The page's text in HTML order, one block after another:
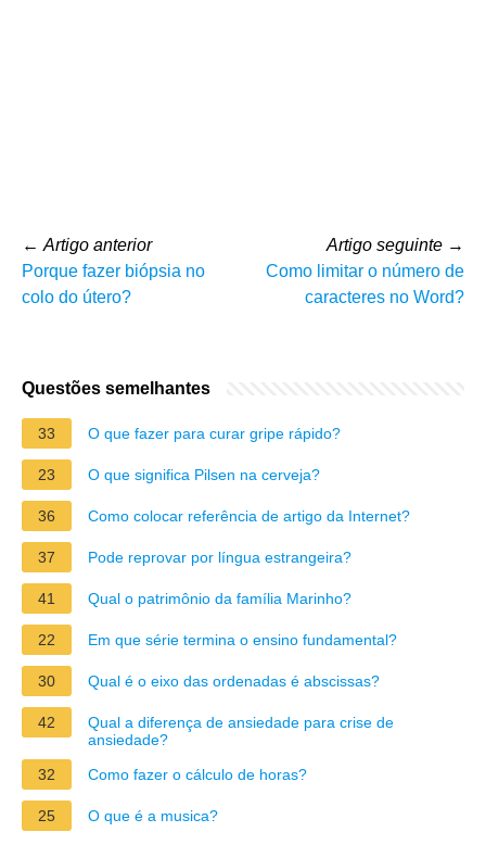
← Artigo anterior
Porque fazer biópsia no
colo do útero?
Artigo seguinte →
Como limitar o número de
caracteres no Word?
Questões semelhantes
33 O que fazer para curar gripe rápido?
23 O que significa Pilsen na cerveja?
36 Como colocar referência de artigo da Internet?
37 Pode reprovar por língua estrangeira?
41 Qual o patrimônio da família Marinho?
22 Em que série termina o ensino fundamental?
30 Qual é o eixo das ordenadas é abscissas?
42
Qual a diferença de ansiedade para crise de
ansiedade?
32
Como fazer o cálculo de horas?
25 O que é a musica?